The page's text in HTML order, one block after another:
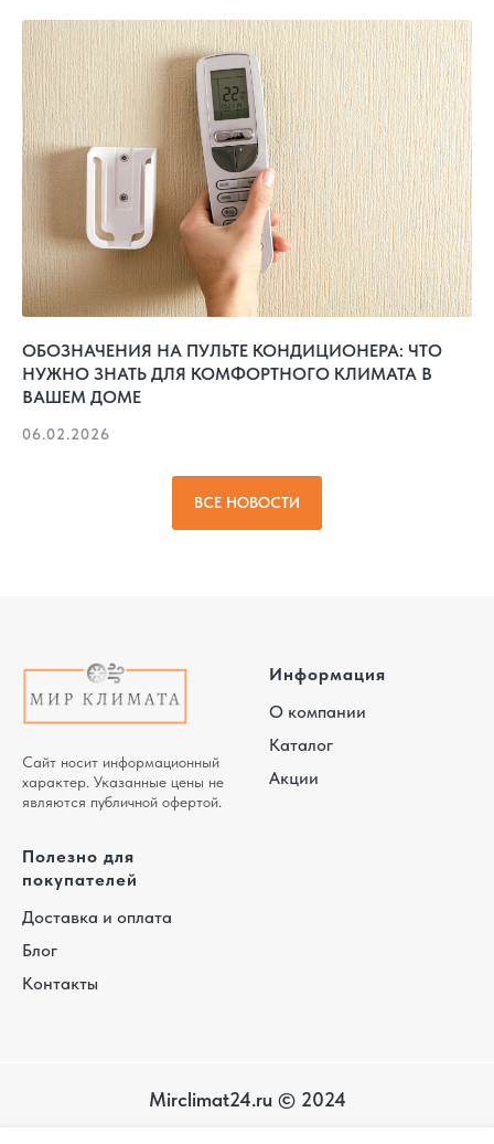
ОБОЗНАЧЕНИЯ НА ПУЛЬТЕ КОНДИЦИОНЕРА: ЧТО
НУЖНО ЗНАТЬ ДЛЯ КОМФОРТНОГО КЛИМАТА В
ВАШЕМ ДОМЕ
06.02.2026
ВСЕ НОВОСТИ
Сайт носит информационный
характер. Указанные цены не
являются публичной офертой.
Информация
О компании
Каталог
Акции
Полезно для
покупателей
Доставка и оплата
Блог
Контакты
Mirclimat24.ru © 2024